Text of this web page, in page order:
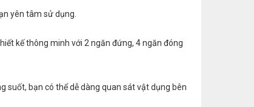
yên tâm sử dụng.
kế thông minh với 2 ngăn đứng, 4 ngăn đóng
suốt, bạn có thể dễ dàng quan sát vật dụng bên